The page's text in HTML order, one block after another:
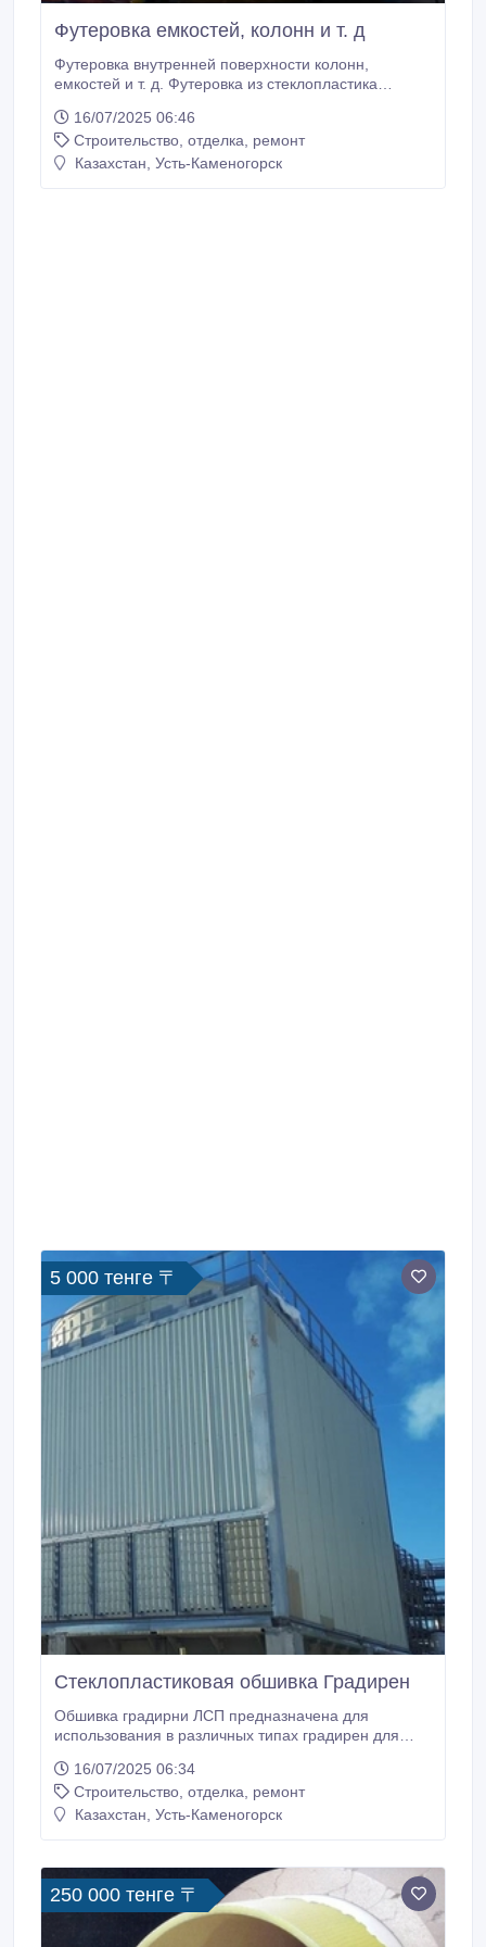
Футеровка емкостей, колонн и т. д
Футеровка внутренней поверхности колонн,
емкостей и т. д. Футеровка из стеклопластика
толщиной от 5 мм, устойчивое к химическому
воздействию агрессивной среды. Данная процедура
позволяет до 3 и более раз увеличить срок
16/07/2025 06:46
Строительство, отделка, ремонт
Казахстан, Усть-Каменогорск
5 000 тенге 〒
Стеклопластиковая обшивка Градирен
Обшивка градирни ЛСП предназначена для
использования в различных типах градирен для
виде гофрированных листов из стеклопластика,
изготовленных на основе полиэфирной смолы и
стеклоткани с нанесением на наружную
свойствами при малом удельном весе – 1 450 кг/м3,
что позволяет с успехом использовать обшивку при
облицовке мокрых градирен, использование
материала в которых, сопряжено с постоянным
16/07/2025 06:34
Строительство, отделка, ремонт
Казахстан, Усть-Каменогорск
250 000 тенге 〒